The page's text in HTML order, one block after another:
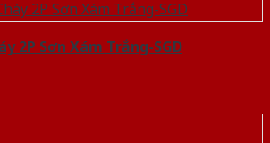
2P Sơn Xám Trắng-SGD